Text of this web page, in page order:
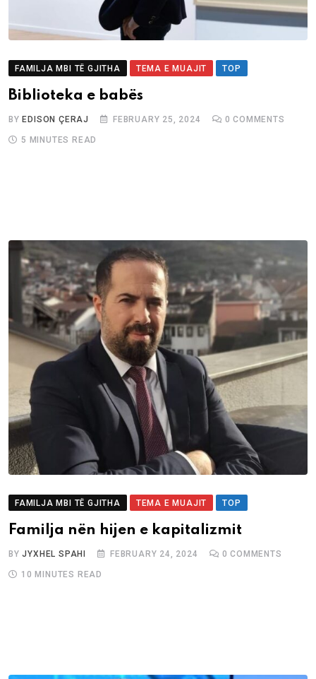
FAMILJA MBI TË GJITHA TEMA E MUAJIT TOP
Biblioteka e babës
BYEDISON ÇERAJ FEBRUARY 25, 2024 0 COMMENTS
5 MINUTES READ
FAMILJA MBI TË GJITHA TEMA E MUAJIT TOP
Familja nën hijen e kapitalizmit
BYJYXHEL SPAHI FEBRUARY 24, 2024 0 COMMENTS
10 MINUTES READ